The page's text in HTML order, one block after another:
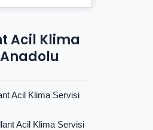
Acil Klima
Acil Klima Servisi
Acil Klima Servisi